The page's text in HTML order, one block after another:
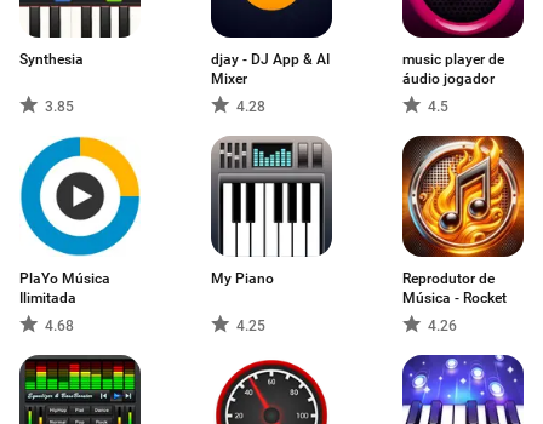
Synthesia
3.85
djay - DJ App & AI
Mixer
4.28
music player de
áudio jogador
4.5
PlaYo Música
Ilimitada
4.68
My Piano
4.25
Reprodutor de
Música - Rocket
4.26